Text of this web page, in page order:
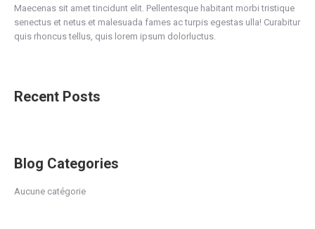
Maecenas sit amet tincidunt elit. Pellentesque habitant morbi tristique
senectus et netus et malesuada fames ac turpis egestas ulla! Curabitur
quis rhoncus tellus, quis lorem ipsum dolorluctus.
Recent Posts
Blog Categories
Aucune catégorie